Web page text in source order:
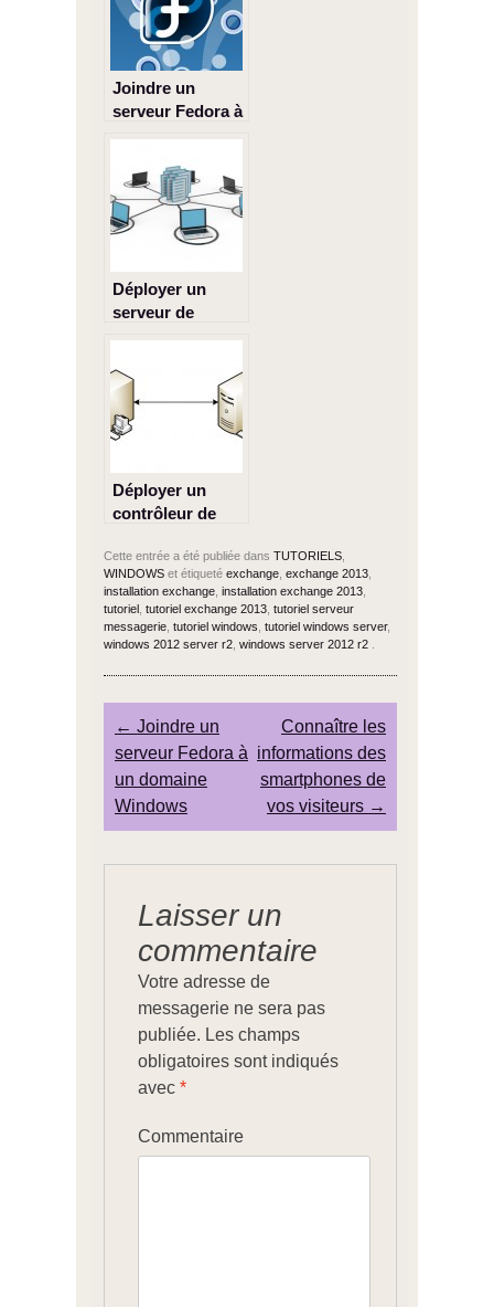
Joindre un
serveur Fedora à
Déployer un
serveur de
Déployer un
contrôleur de
secondaire
Cette entrée a été publiée dans TUTORIELS
WINDOWS et étiqueté exchange exchange 2013
installation exchange installation exchange 2013
tutoriel tutoriel exchange 2013 tutoriel serveur
messagerie tutoriel windows tutoriel windows server,
windows 2012 server r2 windows server 2012 r2
Post navigation
← Joindre un
serveur Fedora à
un domaine
Windows
Connaître les
informations des
smartphones de
vos visiteurs →
Laisser un
commentaire
Votre adresse de
messagerie ne sera pas
publiée. Les champs
obligatoires sont indiqués
avec *
Commentaire